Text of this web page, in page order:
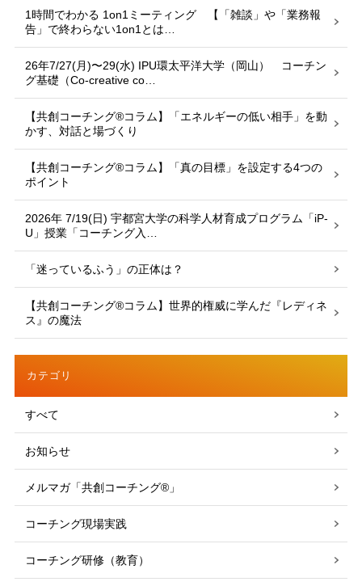
1時間でわかる 1on1ミーティング 【「雑談」や「業務報
告」で終わらない1on1とは…
26年7/27(月)〜29(水) IPU環太平洋大学（岡山） コーチン
グ基礎（Co-creative co…
【共創コーチング®︎コラム】「エネルギーの低い相手」を動
かす、対話と場づくり
【共創コーチング®︎コラム】「真の目標」を設定する4つの
ポイント
2026年 7/19(日) 宇都宮大学の科学人材育成プログラム「iP-
U」授業「コーチング入…
「迷っているふう」の正体は？
【共創コーチング®︎コラム】世界的権威に学んだ『レディネ
ス』の魔法
カテゴリ
すべて
お知らせ
メルマガ「共創コーチング®」
コーチング現場実践
コーチング研修（教育）